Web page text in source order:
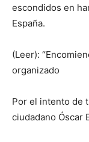
escondidos en
España.
(Leer):
organizado
Por el intento de
ciudadano Óscar